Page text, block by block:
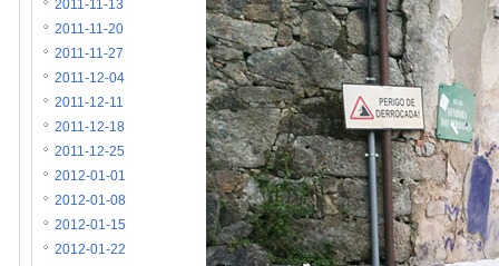
2011-11-13
2011-11-20
2011-11-27
2011-12-04
2011-12-11
2011-12-18
2011-12-25
2012-01-01
2012-01-08
2012-01-15
2012-01-22